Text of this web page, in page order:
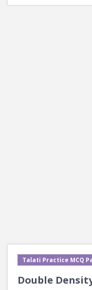
Talati Practice MCQ
Double